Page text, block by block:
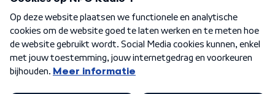
Algemene voorwaarden Privacybeleid